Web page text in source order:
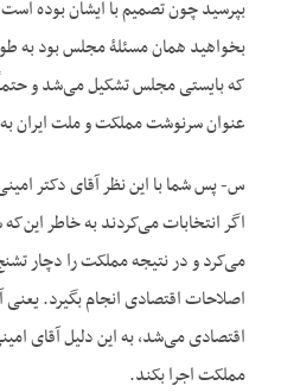
بپرسید چون تصمیم با ایشان بوده
بخواهید همان مسئلۀ مجلس بود به
که بایستی مجلس تشکیل می‌شد و
عنوان سرنوشت مملکت و ملت ایران
س- پس شما با این نظر آقای دکتر
اگر انتخابات می‌کردند به خاطر
می‌کرد و در نتیجه مملکت را دچار
اصلاحات اقتصادی انجام بگیرد.
اقتصادی می‌شد، به این دلیل آقای
مملکت اجرا بکند.